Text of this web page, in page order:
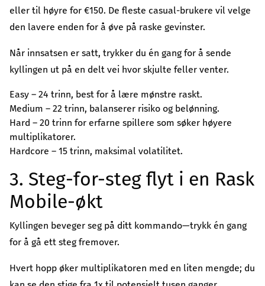
eller til høyre for €150. De fleste casual-brukere vil velge
den lavere enden for å øve på raske gevinster.
Når innsatsen er satt, trykker du én gang for å sende
kyllingen ut på en delt vei hvor skjulte feller venter.
Easy – 24 trinn, best for å lære mønstre raskt.
Medium – 22 trinn, balanserer risiko og belønning.
Hard – 20 trinn for erfarne spillere som søker høyere
multiplikatorer.
Hardcore – 15 trinn, maksimal volatilitet.
3. Steg-for-steg flyt i en Rask
Mobile-økt
Kyllingen beveger seg på ditt kommando—trykk én gang
for å gå ett steg fremover.
Hvert hopp øker multiplikatoren med en liten mengde; du